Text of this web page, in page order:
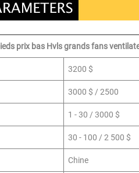
prix bas Hvls grands fans
3200 $
3000 $ / 2500
1 - 30 / 3000 $
30 - 100 / 2 500 $
Chine